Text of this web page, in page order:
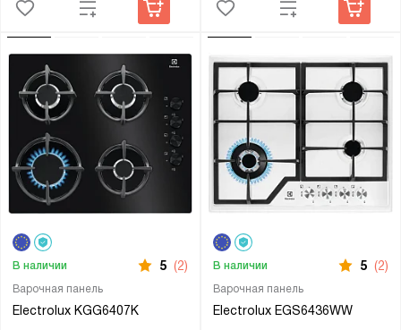
Варочная панель
Electrolux KGG6407K
В наличии 5 (2)
Варочная панель
Electrolux EGS6436WW
В наличии 5 (2)